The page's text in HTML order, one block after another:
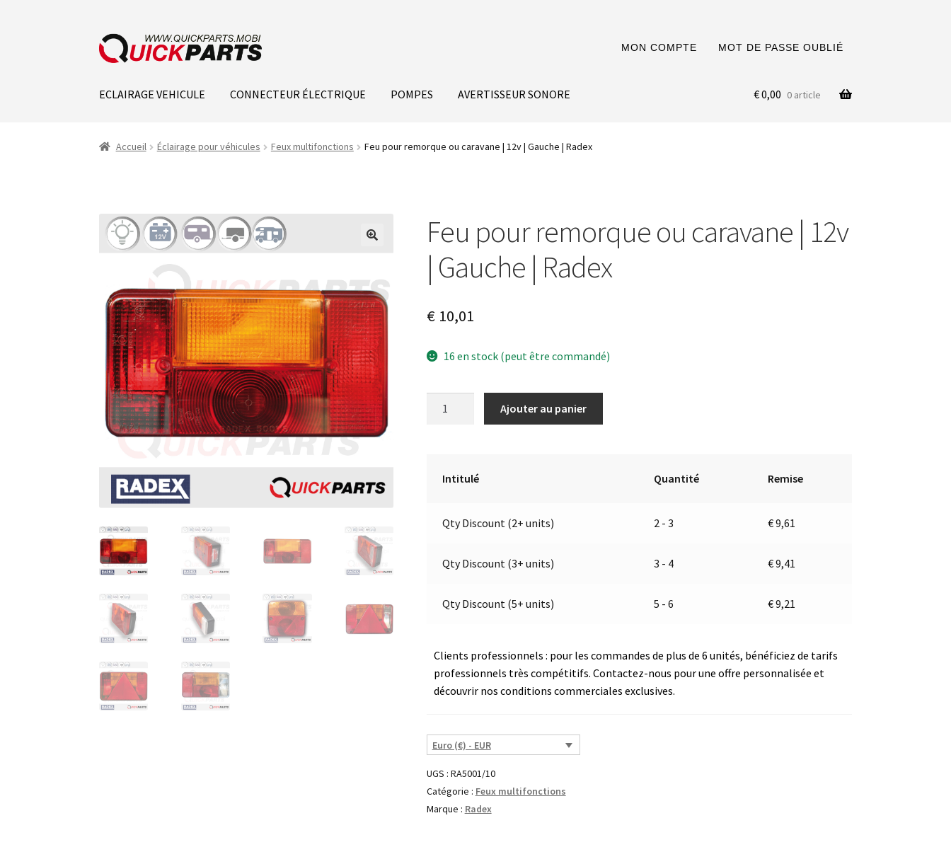
MON COMPTE MOT DE PASSE OUBLIÉ
ECLAIRAGE VEHICULE CONNECTEUR ÉLECTRIQUE POMPES AVERTISSEUR SONORE €0,00 0 article
Accueil Éclairage pour véhicules Feux multifonctions Feu pour remorque ou caravane | 12v | Gauche | Radex
Feu pour remorque ou caravane | 12v
| Gauche | Radex
€10,01
16 en stock (peut être commandé)
Radex
Ajouter au panier
Intitulé Quantité Remise
Qty Discount (2+ units) 2 - 3 €9,61
Qty Discount (3+ units) 3 - 4 €9,41
Qty Discount (5+ units) 5 - 6 €9,21
Clients professionnels : pour les commandes de plus de 6 unités, bénéficiez de tarifs
professionnels très compétitifs. Contactez-nous pour une offre personnalisée et
découvrir nos conditions commerciales exclusives.
Euro (€) - EUR
UGS : RA5001/10
Catégorie : Feux multifonctions
Marque : Radex